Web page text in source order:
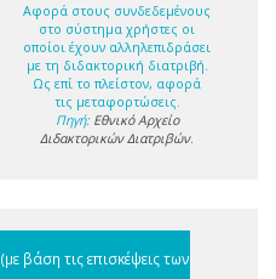
Αφορά στους συνδεδεμένους
στο σύστημα χρήστες οι
οποίοι έχουν αλληλεπιδράσει
με τη διδακτορική διατριβή.
Ως επί το πλείστον, αφορά
τις μεταφορτώσεις.
Πηγή: Εθνικό Αρχείο
Διδακτορικών Διατριβών.
(με βάση τις επισκέψεις των